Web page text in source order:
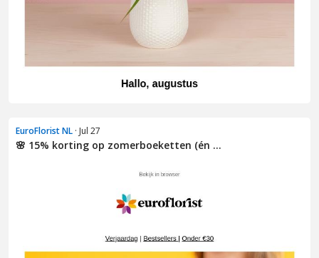
EuroFlorist NL · Jul 27
🌸 15% korting op zomerboeketten (én ...